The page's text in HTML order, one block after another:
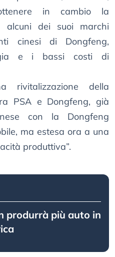
in cambio la
alcuni dei suoi marchi
cinesi di Dongfeng,
e i bassi costi di
rivitalizzazione della
PSA e Dongfeng, già
con la Dongfeng
ma estesa ora a una
produttiva”.
produrrà più auto in